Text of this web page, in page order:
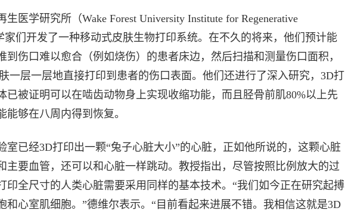
医学研究所（Wake Forest University Institute for Regenerative
家们开发了一种移动式皮肤生物打印系统。在不久的将来，他们预计能
到伤口难以愈合（例如烧伤）的患者床边，然后扫描和测量伤口面积，
一层一层地直接打印到患者的伤口表面。他们还进行了深入研究，3D打
已被证明可以在啮齿动物身上实现收缩功能，而且胫骨前肌80%以上先
能够在八周内得到恢复。
室已经3D打印出一颗“兔子心脏大小”的心脏，正如他所说的，这颗心脏
主要血管，还可以和心脏一样跳动。教授指出，尽管按照比例放大的过
印全尺寸的人类心脏需要采用同样的基本技术。“我们如今正在研究起搏
和心室肌细胞。”德维尔表示。“目前看起来进展不错。我相信这就是3D